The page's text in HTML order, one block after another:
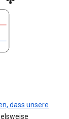
dass unsere